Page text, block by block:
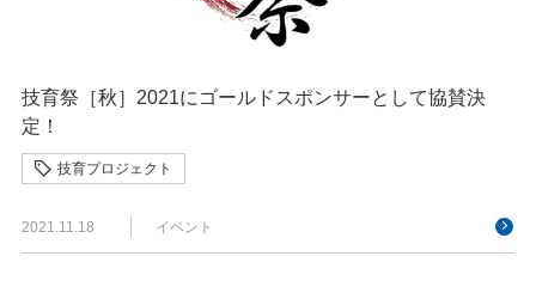
技育祭［秋］2021にゴールドスポンサーとして協賛決
定！
技育プロジェクト
2021.11.18 イベント